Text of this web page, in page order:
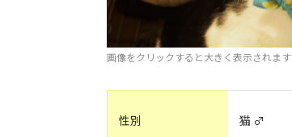
画像をクリックすると大きく表示されます
性別 猫 ♂